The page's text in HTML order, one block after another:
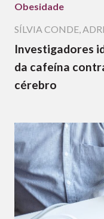
Obesidade
SÍLVIA CONDE,
Investigadores
da cafeína
cérebro